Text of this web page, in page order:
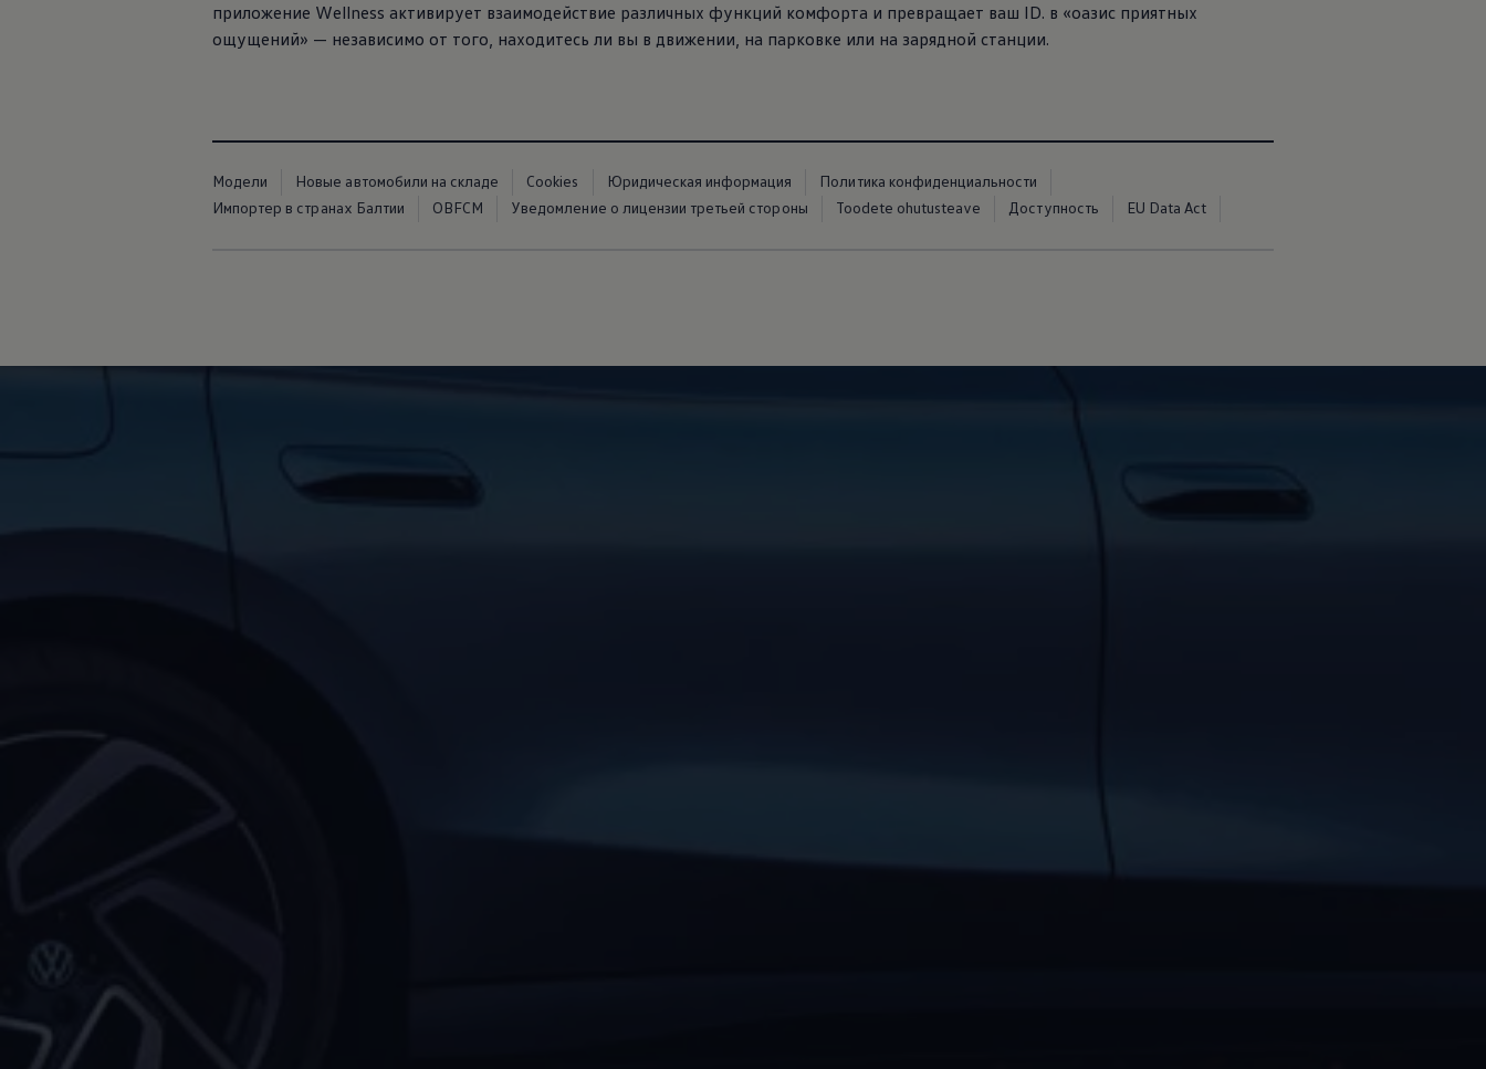
приложение Wellness активирует взаимодействие различных функций комфорта и превращает ваш ID. в «оазис приятных
ощущений» — независимо от того, находитесь ли вы в движении, на парковке или на зарядной станции.
Модели Новые автомобили на складе Cookies Юридическая информация
Политика конфиденциальности
Импортер в странах Балтии
OBFCM Уведомление о лицензии третьей стороны Toodete ohutusteave Доступность EU Data Act